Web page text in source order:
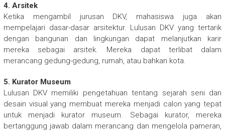
4. Arsitek
Ketika mengambil jurusan DKV, mahasiswa juga akan
mempelajari dasar-dasar arsitektur. Lulusan DKV yang tertarik
dengan bangunan dan lingkungan dapat melanjutkan karir
mereka sebagai arsitek. Mereka dapat terlibat dalam
merancang gedung-gedung, rumah, atau bahkan kota.
5. Kurator Museum
Lulusan DKV memiliki pengetahuan tentang sejarah seni dan
desain visual yang membuat mereka menjadi calon yang tepat
untuk menjadi kurator museum. Sebagai kurator, mereka
bertanggung jawab dalam merancang dan mengelola pameran,